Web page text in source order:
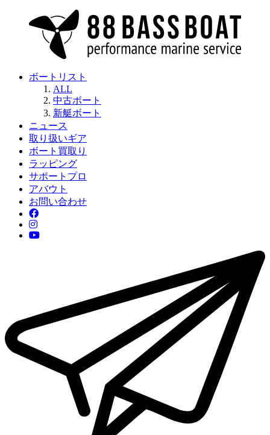
ボートリスト
ALL
中古ボート
新艇ボート
ニュース
取り扱いギア
ボート買取り
ラッピング
サポートプロ
アバウト
お問い合わせ